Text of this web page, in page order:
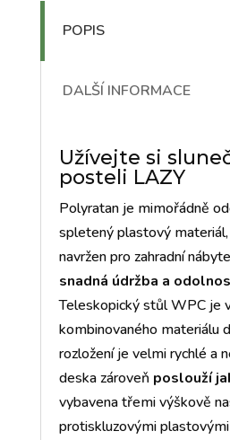
POPIS
DALŠÍ INFORMACE
Užívejte si
posteli LAZY
Polyratan je mimořádně
spletený plastový
navržen pro zahradní
snadná údržba a
Teleskopický stůl WPC je
kombinovaného materiálu
rozložení je velmi rychlé a
deska zároveň poslouží
vybavena třemi výškově
protiskluzovými